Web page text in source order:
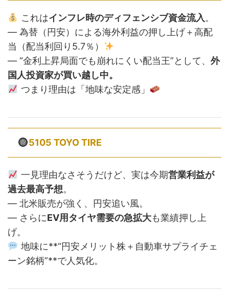
これはインフレ時のディフェンシブ資金流入。
— 為替（円安）による海外利益の押し上げ＋高配
当（配当利回り5.7％）
— “金利上昇局面でも崩れにくい配当王”として、 外
国人投資家が買い越し中。
つまり理由は「地味な安定感」
5105 TOYO TIRE
一見理由なさそうだけど、実は今期営業利益が
過去最高予想。
— 北米販売が強く、円安追い風。
— さらにEV用タイヤ需要の急拡大も業績押し上
げ。
地味に**“円安メリット株＋自動車サプライチェ
ーン銘柄”**で人気化。